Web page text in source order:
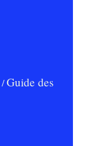
/Guide des